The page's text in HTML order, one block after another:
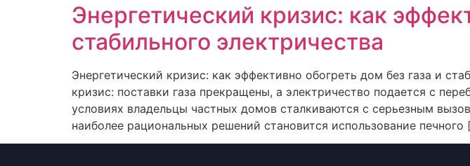
Энергетический кризис: как
стабильного электричества
Энергетический кризис: как эффективно обогреть дом без газа и
кризис: поставки газа прекращены, а электричество подается с
условиях владельцы частных домов сталкиваются с серьезным
наиболее рациональных решений становится использование печного